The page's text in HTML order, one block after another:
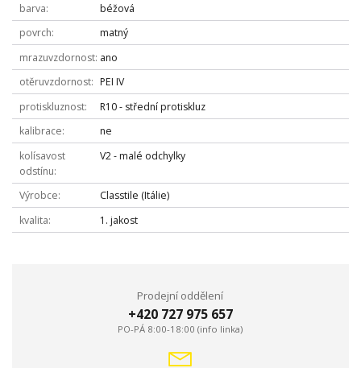
barva
béžová
povrch
matný
mrazuvzdornost ano
otěruvzdornost
PEI IV
protiskluznost
R10 - střední protiskluz
kalibrace
ne
kolísavost
odstínu
V2 - malé odchylky
Výrobce
Classtile (Itálie)
kvalita
1. jakost
Prodejní oddělení
+420 727 975 657
PO-PÁ 8:00-18:00 (info linka)